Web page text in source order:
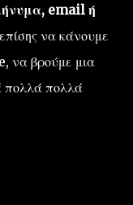
email ή
να κάνουμε
να βρούμε μια
πολλά πολλά